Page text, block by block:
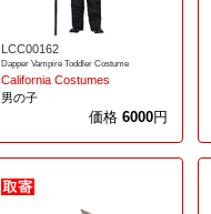
LCC00162
Dapper Vampire Toddler Costume
California Costumes
男の子
価格 6000円